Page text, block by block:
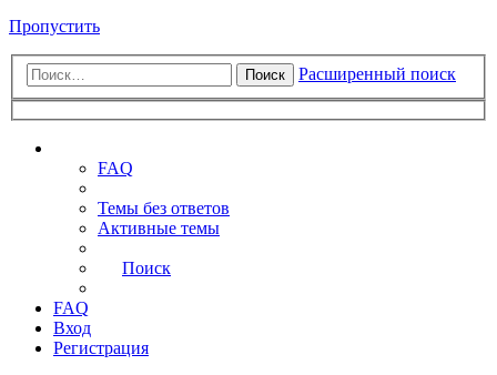
Пропустить
Поиск Расширенный поиск
FAQ
Темы без ответов
Активные темы
Поиск
FAQ
Вход
Регистрация